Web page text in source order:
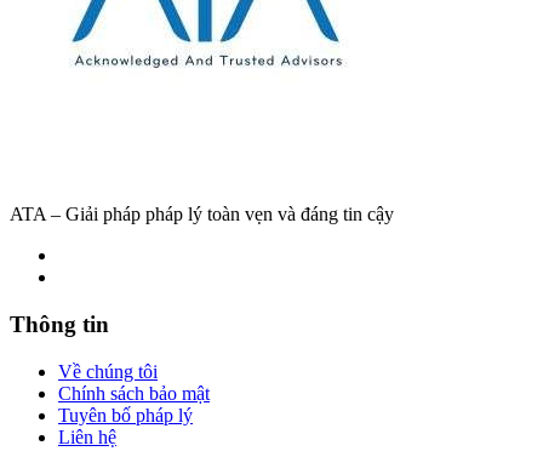
ATA – Giải pháp pháp lý toàn vẹn và đáng tin cậy
Thông tin
Về chúng tôi
Chính sách bảo mật
Tuyên bố pháp lý
Liên hệ